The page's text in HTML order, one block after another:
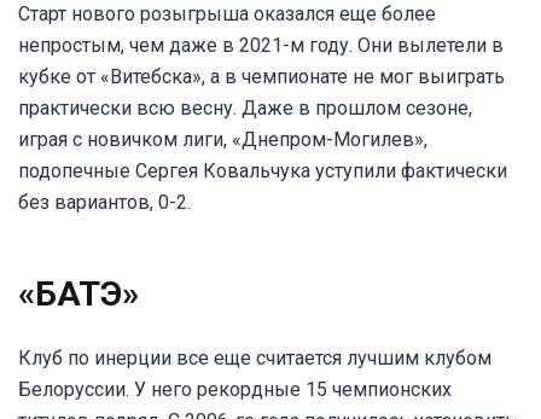
Старт нового розыгрыша оказался еще более
непростым, чем даже в 2021-м году. Они вылетели в
кубке от «Витебска», а в чемпионате не мог выиграть
практически всю весну. Даже в прошлом сезоне,
играя с новичком лиги, «Днепром-Могилев»,
подопечные Сергея Ковальчука уступили фактически
без вариантов, 0-2.
«БАТЭ»
Клуб по инерции все еще считается лучшим клубом
Белоруссии. У него рекордные 15 чемпионских